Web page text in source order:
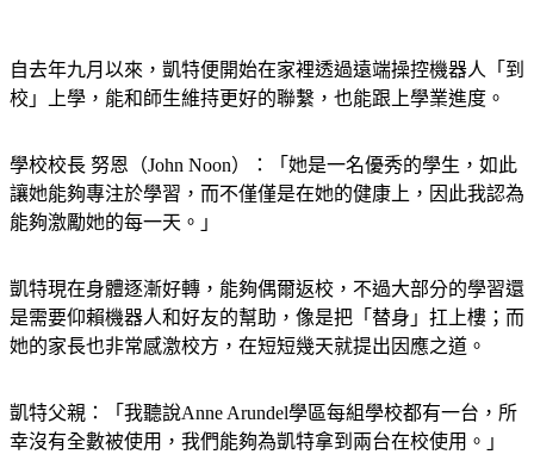
自去年九月以來，凱特便開始在家裡透過遠端操控機器人「到
校」上學，能和師生維持更好的聯繫，也能跟上學業進度。
學校校長 努恩（John Noon）：「她是一名優秀的學生，如此
讓她能夠專注於學習，而不僅僅是在她的健康上，因此我認為
能夠激勵她的每一天。」
凱特現在身體逐漸好轉，能夠偶爾返校，不過大部分的學習還
是需要仰賴機器人和好友的幫助，像是把「替身」扛上樓；而
她的家長也非常感激校方，在短短幾天就提出因應之道。
凱特父親：「我聽說Anne Arundel學區每組學校都有一台，所
幸沒有全數被使用，我們能夠為凱特拿到兩台在校使用。」